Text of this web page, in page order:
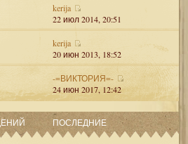
kerija
22 июл 2014, 20:51
kerija
20 июн 2013, 18:52
-=ВИКТОРИЯ=-
24 июн 2017, 12:42
ПОСЛЕДНИЕ